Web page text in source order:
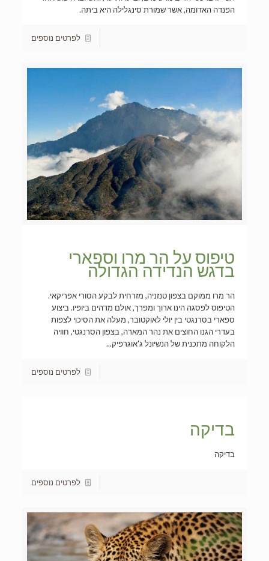
הפנדה האדומה, אשר שמורת סינגלילה היא ביתה.
לפרטים נוספים
טיפוס על הר מרו וספארי
בדגש הנדידה הגדולה
הר מרו ממוקם בצפון טנזניה, מזרחית לבקע הסורי אפריקאי.
הטיפוס לפסגה הינו ארוך ומפרך, אולם מדהים ביופיו. ביצוע
ספארי בסרנגטי בין יולי לאוקטובר, מעלה את הסיכוי לצפות
בעדרי הגנו החוצים את נהר המארה, בצפון הסרנגטי, חוויה
הלקוחה מתכנית של הנשיונל ג'אוגרפיק...
לפרטים נוספים
בדיקה
בדיקה
לפרטים נוספים